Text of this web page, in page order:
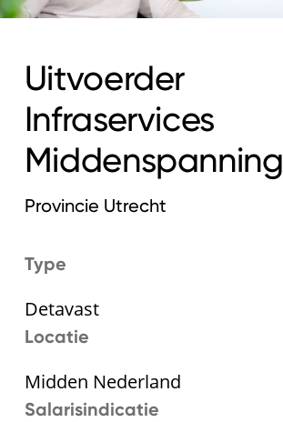
Uitvoerder
Infraservices
Middenspanning
Provincie Utrecht
Type
Detavast
Locatie
Midden Nederland
Salarisindicatie